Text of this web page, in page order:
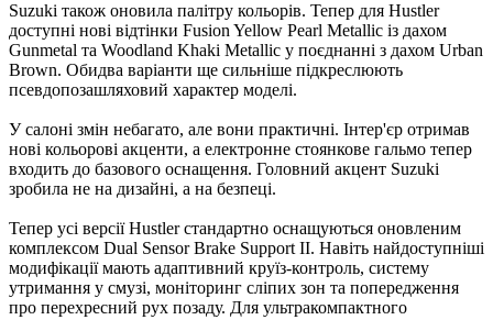
Suzuki також оновила палітру кольорів. Тепер для Hustler
доступні нові відтінки Fusion Yellow Pearl Metallic із дахом
Gunmetal та Woodland Khaki Metallic у поєднанні з дахом Urban
Brown. Обидва варіанти ще сильніше підкреслюють
псевдопозашляховий характер моделі.
У салоні змін небагато, але вони практичні. Інтер'єр отримав
нові кольорові акценти, а електронне стоянкове гальмо тепер
входить до базового оснащення. Головний акцент Suzuki
зробила не на дизайні, а на безпеці.
Тепер усі версії Hustler стандартно оснащуються оновленим
комплексом Dual Sensor Brake Support II. Навіть найдоступніші
модифікації мають адаптивний круїз-контроль, систему
утримання у смузі, моніторинг сліпих зон та попередження
про перехресний рух позаду. Для ультракомпактного